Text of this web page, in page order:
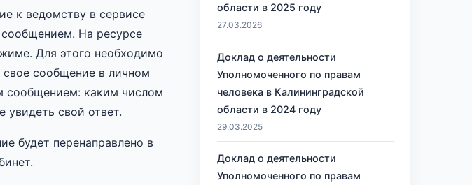
к ведомству в сервисе
сообщением. На ресурсе
Для этого необходимо
свое сообщение в личном
сообщением: каким числом
увидеть свой ответ.
будет перенаправлено в
области в 2025 году
27.03.2026
Доклад о деятельности
Уполномоченного по правам
человека в Калининградской
области в 2024 году
29.03.2025
Доклад о деятельности
Уполномоченного по правам